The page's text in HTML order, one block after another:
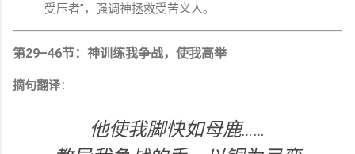
受压者”，强调神拯救受苦义人。
第29–46节：神训练我争战，使我高举
摘句翻译：
他使我脚快如母鹿……